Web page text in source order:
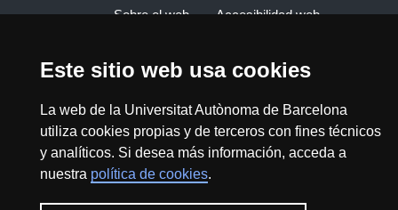
Este sitio web usa cookies
La web de la Universitat Autònoma de Barcelona
utiliza cookies propias y de terceros con fines técnicos
y analíticos. Si desea más información, acceda a
nuestra política de cookies.
Sobre el web Accesibilidad web
Mapa del web UAB
2026 Divulga UAB - Commons Reconocimiento -
No Comercial (CC BY NC) - ISSN: 2014-6388
View low-bandwidth version